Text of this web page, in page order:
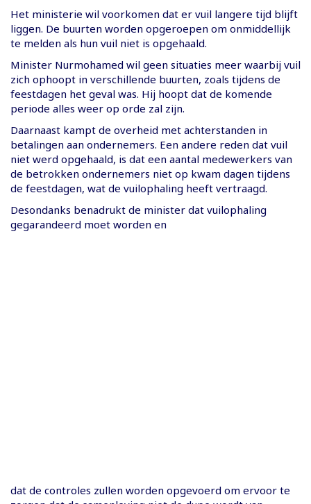
Het ministerie wil voorkomen dat er vuil langere tijd blijft
liggen. De buurten worden opgeroepen om onmiddellijk
te melden als hun vuil niet is opgehaald.
Minister Nurmohamed wil geen situaties meer waarbij vuil
zich ophoopt in verschillende buurten, zoals tijdens de
feestdagen het geval was. Hij hoopt dat de komende
periode alles weer op orde zal zijn.
Daarnaast kampt de overheid met achterstanden in
betalingen aan ondernemers. Een andere reden dat vuil
niet werd opgehaald, is dat een aantal medewerkers van
de betrokken ondernemers niet op kwam dagen tijdens
de feestdagen, wat de vuilophaling heeft vertraagd.
Desondanks benadrukt de minister dat vuilophaling
gegarandeerd moet worden en
dat de controles zullen worden opgevoerd om ervoor te